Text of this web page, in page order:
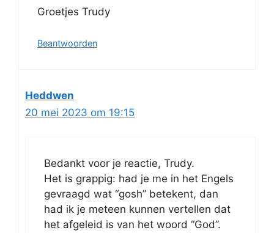
Groetjes Trudy
Beantwoorden
Heddwen
20 mei 2023 om 19:15
Bedankt voor je reactie, Trudy.
Het is grappig: had je me in het Engels
gevraagd wat “gosh” betekent, dan
had ik je meteen kunnen vertellen dat
het afgeleid is van het woord “God”.